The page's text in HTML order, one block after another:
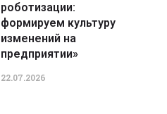
роботизации:
формируем культуру
изменений на
предприятии»
22.07.2026